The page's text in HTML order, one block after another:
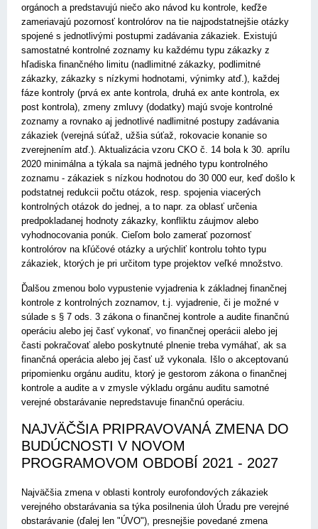
orgánoch a predstavujú niečo ako návod ku kontrole, keďže
zameriavajú pozornosť kontrolórov na tie najpodstatnejšie otázky
spojené s jednotlivými postupmi zadávania zákaziek. Existujú
samostatné kontrolné zoznamy ku každému typu zákazky z
hľadiska finančného limitu (nadlimitné zákazky, podlimitné
zákazky, zákazky s nízkymi hodnotami, výnimky atď.), každej
fáze kontroly (prvá ex ante kontrola, druhá ex ante kontrola, ex
post kontrola), zmeny zmluvy (dodatky) majú svoje kontrolné
zoznamy a rovnako aj jednotlivé nadlimitné postupy zadávania
zákaziek (verejná súťaž, užšia súťaž, rokovacie konanie so
zverejnením atď.). Aktualizácia vzoru CKO č. 14 bola k 30. aprílu
2020 minimálna a týkala sa najmä jedného typu kontrolného
zoznamu - zákaziek s nízkou hodnotou do 30 000 eur, keď došlo k
podstatnej redukcii počtu otázok, resp. spojenia viacerých
kontrolných otázok do jednej, a to napr. za oblasť určenia
predpokladanej hodnoty zákazky, konfliktu záujmov alebo
vyhodnocovania ponúk. Cieľom bolo zamerať pozornosť
kontrolórov na kľúčové otázky a urýchliť kontrolu tohto typu
zákaziek, ktorých je pri určitom type projektov veľké množstvo.
Ďalšou zmenou bolo vypustenie vyjadrenia k základnej finančnej
kontrole z kontrolných zoznamov, t.j. vyjadrenie, či je možné v
súlade s § 7 ods. 3 zákona o finančnej kontrole a audite finančnú
operáciu alebo jej časť vykonať, vo finančnej operácii alebo jej
časti pokračovať alebo poskytnuté plnenie treba vymáhať, ak sa
finančná operácia alebo jej časť už vykonala. Išlo o akceptovanú
pripomienku orgánu auditu, ktorý je gestorom zákona o finančnej
kontrole a audite a v zmysle výkladu orgánu auditu samotné
verejné obstarávanie nepredstavuje finančnú operáciu.
NAJVÄČŠIA PRIPRAVOVANÁ ZMENA DO
BUDÚCNOSTI V NOVOM
PROGRAMOVOM OBDOBÍ 2021 - 2027
Najväčšia zmena v oblasti kontroly eurofondových zákaziek
verejného obstarávania sa týka posilnenia úloh Úradu pre verejné
obstarávanie (ďalej len "ÚVO"), presnejšie povedané zmena